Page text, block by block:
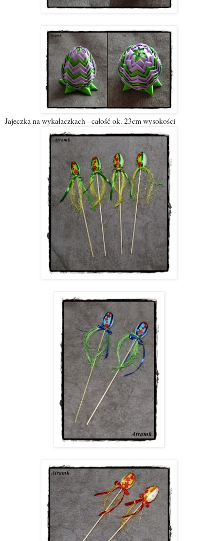
Jajeczka na wykałaczkach - całość ok. 23cm wysokości